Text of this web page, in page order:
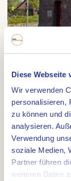
Diese Webseite
Wir verwenden
personalisieren,
zu können und
analysieren.
Verwendung
soziale Medien,
Partner führen
weiteren Daten
St.
St.
St
6003 NS